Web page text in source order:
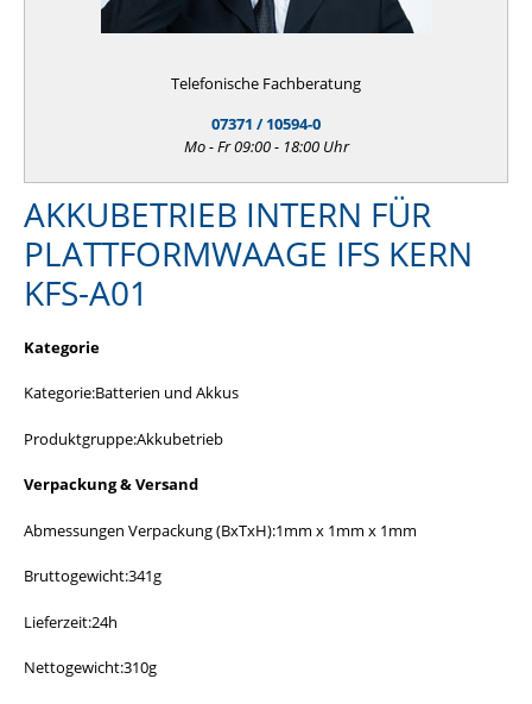
Telefonische Fachberatung
07371 / 10594-0
Mo - Fr 09:00 - 18:00 Uhr
AKKUBETRIEB INTERN FÜR
PLATTFORMWAAGE IFS KERN
KFS-A01
Kategorie
Kategorie:Batterien und Akkus
Produktgruppe:Akkubetrieb
Verpackung & Versand
Abmessungen Verpackung (BxTxH):1mm x 1mm x 1mm
Bruttogewicht:341g
Lieferzeit:24h
Nettogewicht:310g